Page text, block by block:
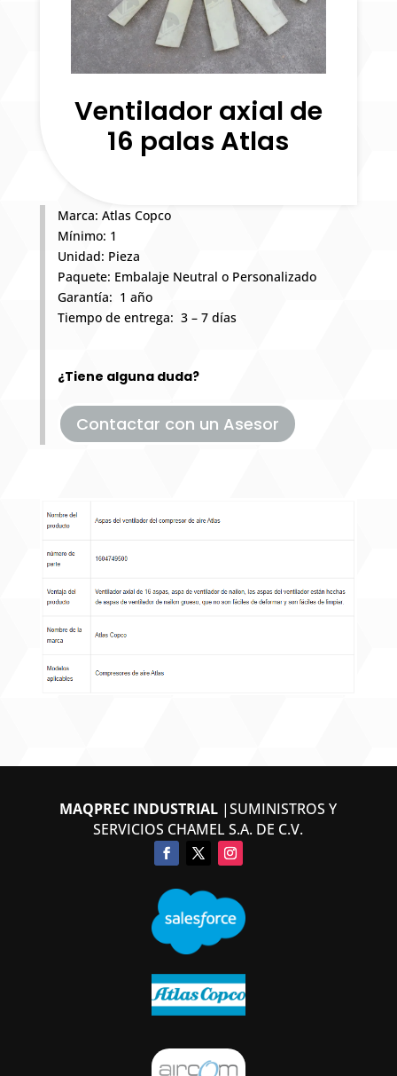
Ventilador axial de
16 palas Atlas
Marca: Atlas Copco
Mínimo: 1
Unidad: Pieza
Paquete: Embalaje Neutral o Personalizado
Garantía: 1 año
Tiempo de entrega: 3 – 7 días
¿Tiene alguna duda?
Contactar con un Asesor
MAQPREC INDUSTRIAL |SUMINISTROS Y
SERVICIOS CHAMEL S.A. DE C.V.